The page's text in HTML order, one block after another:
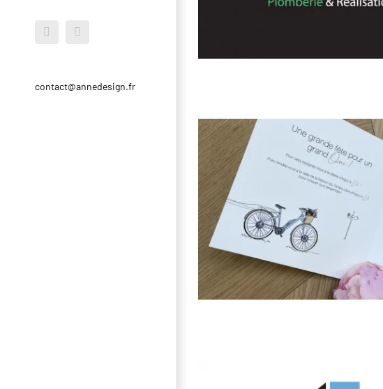
FacebookInstagram
contact@annedesign.fr